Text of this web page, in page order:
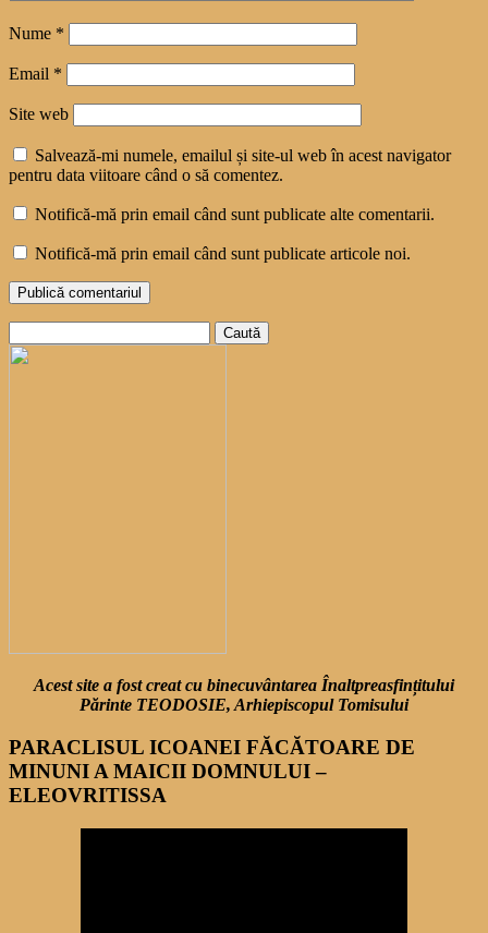
Nume *
Email *
Site web
Salvează-mi numele, emailul și site-ul web în acest navigator
pentru data viitoare când o să comentez.
Notifică-mă prin email când sunt publicate alte comentarii.
Notifică-mă prin email când sunt publicate articole noi.
după:
Acest site a fost creat cu binecuvântarea Înaltpreasfințitului
Părinte TEODOSIE, Arhiepiscopul Tomisului
PARACLISUL ICOANEI FĂCĂTOARE DE
MINUNI A MAICII DOMNULUI –
ELEOVRITISSA